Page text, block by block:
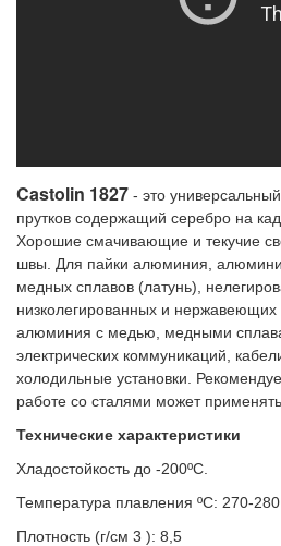
Castolin 1827 - это
прутков содержащий серебро на
Хорошие смачивающие и текучие
швы. Для пайки алюминия,
медных сплавов (латунь),
низколегированных и нержавеющих
алюминия с медью, медными
электрических коммуникаций,
холодильные установки.
работе со сталями может
Технические характеристики
Хладостойкость до -200ºС.
Температура плавления ºС: 270-280
Плотность (г/cм 3 ): 8,5